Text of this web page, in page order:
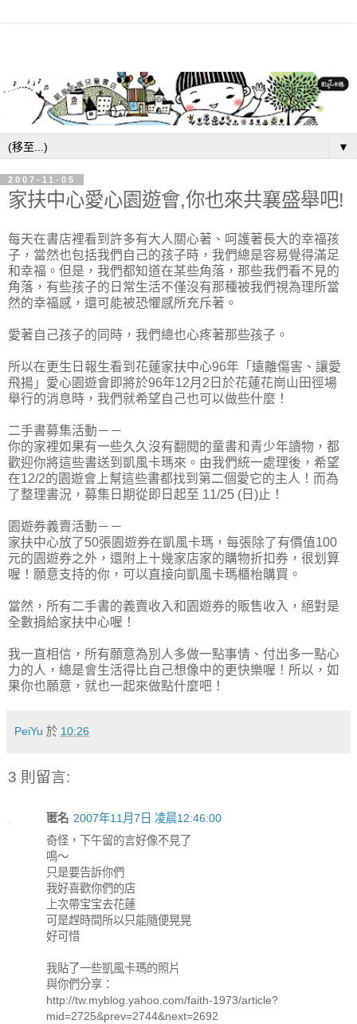
▼
2007-11-05
家扶中心愛心園遊會,你也來共襄盛舉吧!
每天在書店裡看到許多有大人關心著、呵護著長大的幸福孩
子，當然也包括我們自己的孩子時，我們總是容易覺得滿足
和幸福。但是，我們都知道在某些角落，那些我們看不見的
角落，有些孩子的日常生活不僅沒有那種被我們視為理所當
然的幸福感，還可能被恐懼感所充斥著。
愛著自己孩子的同時，我們總也心疼著那些孩子。
所以在更生日報生看到花蓮家扶中心96年「遠離傷害、讓愛
飛揚」愛心園遊會即將於96年12月2日於花蓮花崗山田徑場
舉行的消息時，我們就希望自己也可以做些什麼！
二手書募集活動－－
你的家裡如果有一些久久沒有翻閱的童書和青少年讀物，都
歡迎你將這些書送到凱風卡瑪來。由我們統一處理後，希望
在12/2的園遊會上幫這些書都找到第二個愛它的主人！而為
了整理書況，募集日期從即日起至 11/25 (日)止！
園遊券義賣活動－－
家扶中心放了50張園遊券在凱風卡瑪，每張除了有價值100
元的園遊券之外，還附上十幾家店家的購物折扣券，很划算
喔！願意支持的你，可以直接向凱風卡瑪櫃枱購買。
當然，所有二手書的義賣收入和園遊券的販售收入，絕對是
全數捐給家扶中心喔！
我一直相信，所有願意為別人多做一點事情、付出多一點心
力的人，總是會生活得比自己想像中的更快樂喔！所以，如
果你也願意，就也一起來做點什麼吧！
PeiYu 於 10:26
3 則留言:
匿名 2007年11月7日 凌晨12:46:00
奇怪，下午留的言好像不見了
鳴～
只是要告訴你們
我好喜歡你們的店
上次帶宝宝去花蓮
可是趕時間所以只能隨便晃晃
好可惜
我貼了一些凱風卡瑪的照片
與你們分享：
http://tw.myblog.yahoo.com/faith-1973/article?
mid=2725&prev=2744&next=2692